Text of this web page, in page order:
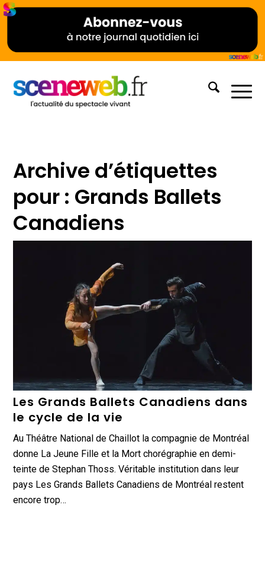
Archive d’étiquettes
pour : Grands Ballets
Canadiens
Les Grands Ballets Canadiens dans
le cycle de la vie
Au Théâtre National de Chaillot la compagnie de Montréal
donne La Jeune Fille et la Mort chorégraphie en demi-
teinte de Stephan Thoss. Véritable institution dans leur
pays Les Grands Ballets Canadiens de Montréal restent
encore trop…